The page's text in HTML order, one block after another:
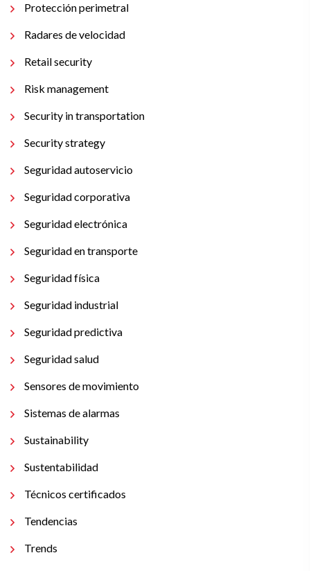
Protección perimetral
Radares de velocidad
Retail security
Risk management
Security in transportation
Security strategy
Seguridad autoservicio
Seguridad corporativa
Seguridad electrónica
Seguridad en transporte
Seguridad física
Seguridad industrial
Seguridad predictiva
Seguridad salud
Sensores de movimiento
Sistemas de alarmas
Sustainability
Sustentabilidad
Técnicos certificados
Tendencias
Trends